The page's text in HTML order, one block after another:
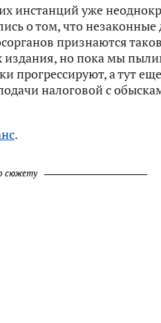
инстанций уже
о том, что незаконные
признаются
издания, но пока мы
прогрессируют, а тут
налоговой с
.
сюжету